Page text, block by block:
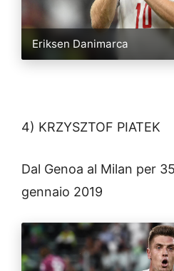
Eriksen Danimarca
4) KRZYSZTOF PIATEK
Dal Genoa al Milan per
gennaio 2019